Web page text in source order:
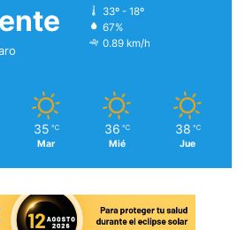
33º - 18º
67%
0.89 km/h
35 ℃
Mar
36 ℃
Mié
38 ℃
Jue